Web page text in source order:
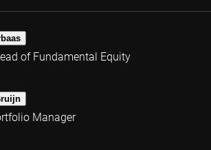
of Fundamental Equity
Manager